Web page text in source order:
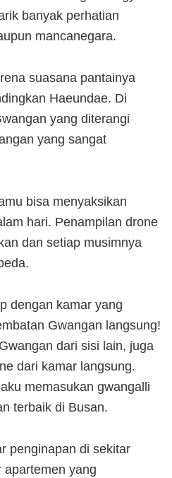
banyak perhatian
mancanegara.
suasana pantainya
Haeundae. Di
yang diterangi
yang sangat
bisa menyaksikan
hari. Penampilan drone
dan setiap musimnya
dengan kamar yang
Gwangan langsung!
dari sisi lain, juga
dari kamar langsung.
memasukan gwangalli
terbaik di Busan.
penginapan di sekitar
apartemen yang